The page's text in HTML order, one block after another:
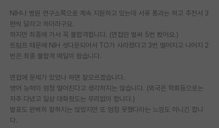
PI 전용 게시판
인문사회 계열 게시판
특수/전문대학원 게시판
반도체/AI 게시판
장학금/장학생 게시판
학술 정보 게시판
NIH나 병원 연구소쪽으로 계속 지원하고 있는데 서류 통과는 하고 추천서 3
편씩 달라고 하더라구요.
하지만 최종에 가서 꼭 불합격합니다. (면접만 벌써 5번 봤어요.)
트럼프 때문에 NIH 셧다운되어서 TO가 사라졌다고 3번 떨어지고 나머지 2
번은 최종 불합격 메일이 왔습니다.
면접에 문제가 있었나 하면 잘모르겠습니다.
영어 능력이 엄청 떨어진다고 생각하지는 않습니다. (외국은 학회등으로는
자주 다녔고 일상 대화정도는 무리없이 합니다.)
발표도 완벽히 잘하지는 않았지만 또 엄청 못했다라는 느낌도 아니긴 합니
다.